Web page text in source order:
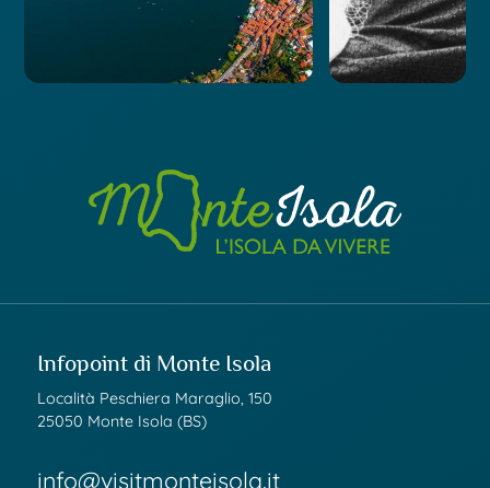
Infopoint di Monte Isola
Località Peschiera Maraglio, 150
25050 Monte Isola (BS)
info@visitmonteisola.it